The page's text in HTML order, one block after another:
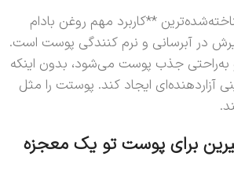
**کاربرد مهم روغن بادام
در آبرسانی و نرم کنندگی پوست است.
جذب پوست می‌شود، بدون اینکه
آزاردهنده‌ای ایجاد کند. پوستت را مثل
برای پوست تو یک معجزه